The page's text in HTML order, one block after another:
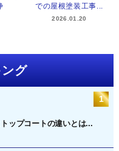
での屋根塗装工事...
2026.01.20
グ
ップコートの違いとは...